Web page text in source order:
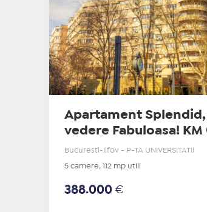
Apartament Splendid,
vedere Fabuloasa! KM
Bucuresti-Ilfov - P-TA UNIVERSITATII
5 camere, 112 mp utili
388.000 €